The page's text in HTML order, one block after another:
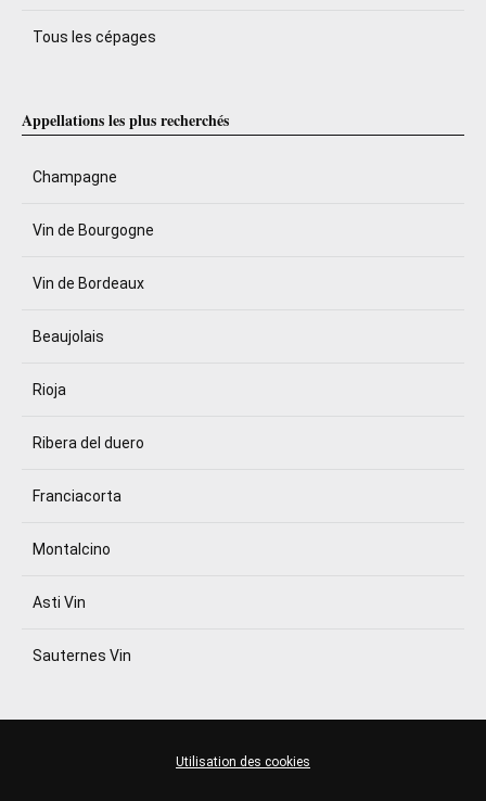
Tous les cépages
Appellations les plus recherchés
Champagne
Vin de Bourgogne
Vin de Bordeaux
Beaujolais
Rioja
Ribera del duero
Franciacorta
Montalcino
Asti Vin
Sauternes Vin
Utilisation des cookies